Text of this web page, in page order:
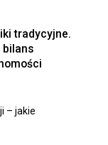
tradycyjne.